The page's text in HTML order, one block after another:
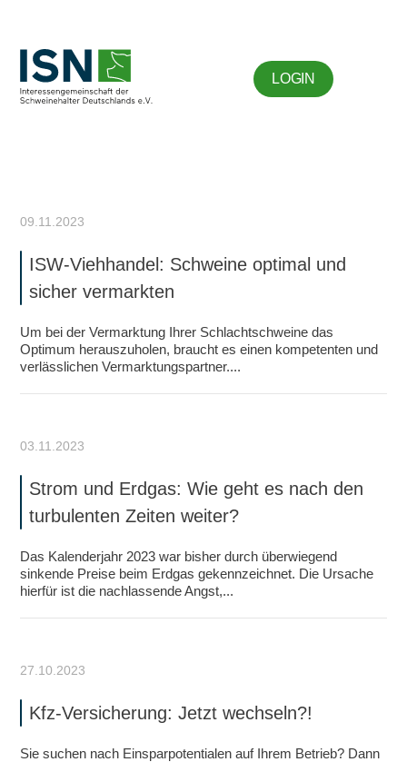
LOGIN
09.11.2023
ISW-Viehhandel: Schweine optimal und
sicher vermarkten
Um bei der Vermarktung Ihrer Schlachtschweine das
Optimum herauszuholen, braucht es einen kompetenten und
verlässlichen Vermarktungspartner....
03.11.2023
Strom und Erdgas: Wie geht es nach den
turbulenten Zeiten weiter?
Das Kalenderjahr 2023 war bisher durch überwiegend
sinkende Preise beim Erdgas gekennzeichnet. Die Ursache
hierfür ist die nachlassende Angst,...
27.10.2023
Kfz-Versicherung: Jetzt wechseln?!
Sie suchen nach Einsparpotentialen auf Ihrem Betrieb? Dann